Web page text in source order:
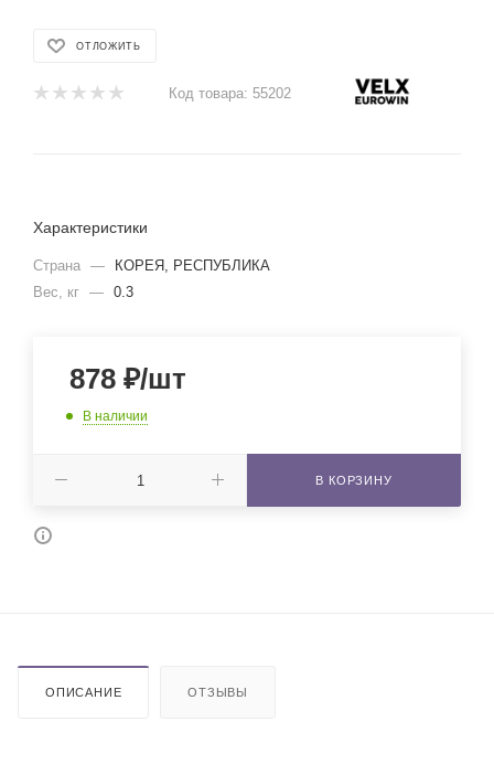
ОТЛОЖИТЬ
Код товара: 55202
Характеристики
Страна —
КОРЕЯ, РЕСПУБЛИКА
Вес, кг — 0.3
878 ₽/шт
В наличии
В КОРЗИНУ
ОПИСАНИЕ ОТЗЫВЫ